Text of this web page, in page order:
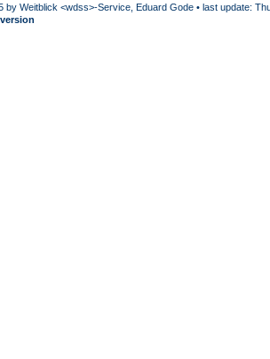
by Weitblick <wdss>-Service, Eduard Gode • last update: